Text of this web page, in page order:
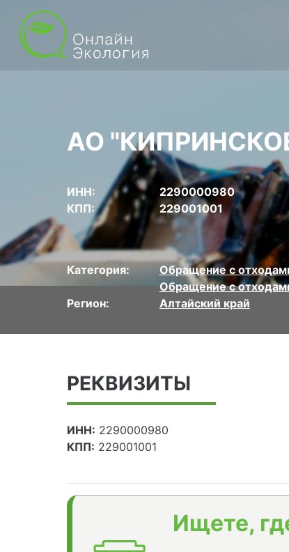
АО
ИНН:
2290000980
КПП:
229001001
Категория: Обращение с
Обращение с
Регион:
Алтайский край
РЕКВИЗИТЫ
ИНН: 2290000980
КПП: 229001001
Ищете,